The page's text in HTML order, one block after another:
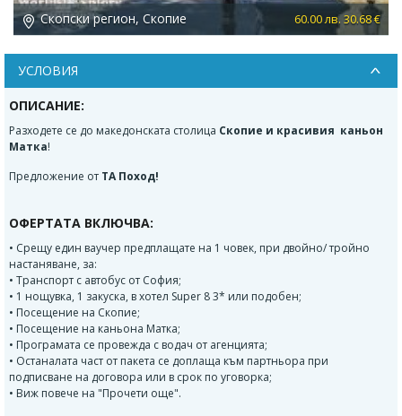
Скопски регион, Скопие 60.00 лв. 30.68 €
УСЛОВИЯ
ОПИСАНИЕ:
Разходете се до македонската столица Скопие и красивия каньон
Матка!
Предложение от ТА Поход!
ОФЕРТАТА ВКЛЮЧВА:
• Срещу един ваучер предплащате на 1 човек, при двойно/ тройно
настаняване, за:
• Транспорт с автобус от София;
• 1 нощувка, 1 закуска, в хотел Super 8 3* или подобен;
• Посещение на Скопие;
• Посещение на каньона Матка;
• Програмата се провежда с водач от агенцията;
• Останалата част от пакета се доплаща към партньора при
подписване на договора или в срок по уговорка;
• Виж повече на "Прочети още".